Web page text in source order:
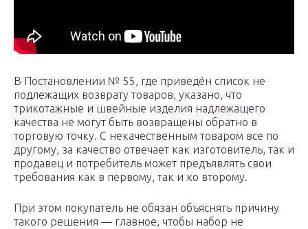
В Постановлении № 55, где приведён список не
подлежащих возврату товаров, указано, что
трикотажные и швейные изделия надлежащего
качества не могут быть возвращены обратно в
торговую точку. С некачественным товаром все по
другому, за качество отвечает как изготовитель, так и
продавец и потребитель может предъявлять свои
требования как в первому, так и ко второму.
При этом покупатель не обязан объяснять причину
такого решения — главное, чтобы набор не